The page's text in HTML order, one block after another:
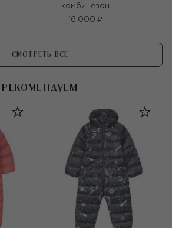
комбинезон
16 000 ₽
СМОТРЕТЬ ВСЕ
РЕКОМЕНДУЕМ